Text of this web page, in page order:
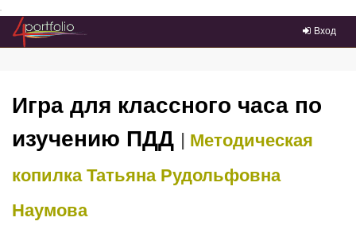
Преейти на главное меню
Вход
Игра для классного часа по
изучению ПДД | Методическая
копилкаТатьяна Рудольфовна
Наумова